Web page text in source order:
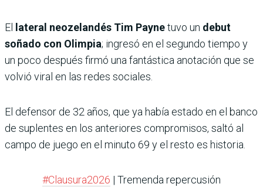
El lateral neozelandés Tim Paynetuvo un debut
soñado con Olimpia; ingresó en el segundo tiempo y
un poco después firmó una fantástica anotación que se
volvió viral en las redes sociales.
El defensor de 32 años, que ya había estado en el banco
de suplentes en los anteriores compromisos, saltó al
campo de juego en el minuto 69 y el resto es historia.
#Clausura2026 | Tremenda repercusión